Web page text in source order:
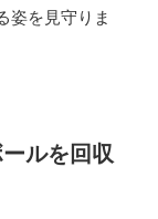
姿を見守りま
ルを回収